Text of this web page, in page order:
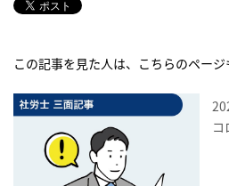
この記事を見た人は、こちらのページ